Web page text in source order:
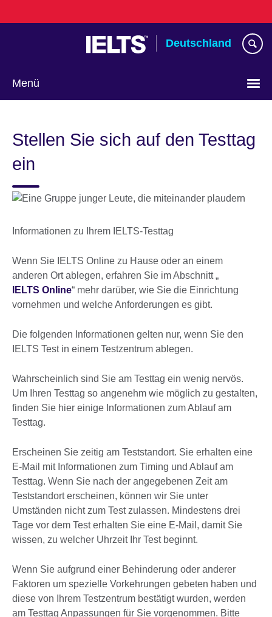
to
Deutschland
Menü
Stellen Sie sich auf den Testtag
ein
Informationen zu Ihrem IELTS-Testtag
Wenn Sie IELTS Online zu Hause oder an einem
anderen Ort ablegen, erfahren Sie im Abschnitt „
IELTS Online“ mehr darüber, wie Sie die Einrichtung
vornehmen und welche Anforderungen es gibt.
Die folgenden Informationen gelten nur, wenn Sie den
IELTS Test in einem Testzentrum ablegen.
Wahrscheinlich sind Sie am Testtag ein wenig nervös.
Um Ihren Testtag so angenehm wie möglich zu gestalten,
finden Sie hier einige Informationen zum Ablauf am
Testtag.
Erscheinen Sie zeitig am Teststandort. Sie erhalten eine
E-Mail mit Informationen zum Timing und Ablauf am
Testtag. Wenn Sie nach der angegebenen Zeit am
Teststandort erscheinen, können wir Sie unter
Umständen nicht zum Test zulassen. Mindestens drei
Tage vor dem Test erhalten Sie eine E-Mail, damit Sie
wissen, zu welcher Uhrzeit Ihr Test beginnt.
Wenn Sie aufgrund einer Behinderung oder anderer
Faktoren um spezielle Vorkehrungen gebeten haben und
diese von Ihrem Testzentrum bestätigt wurden, werden
am Testtag Anpassungen für Sie vorgenommen. Bitte